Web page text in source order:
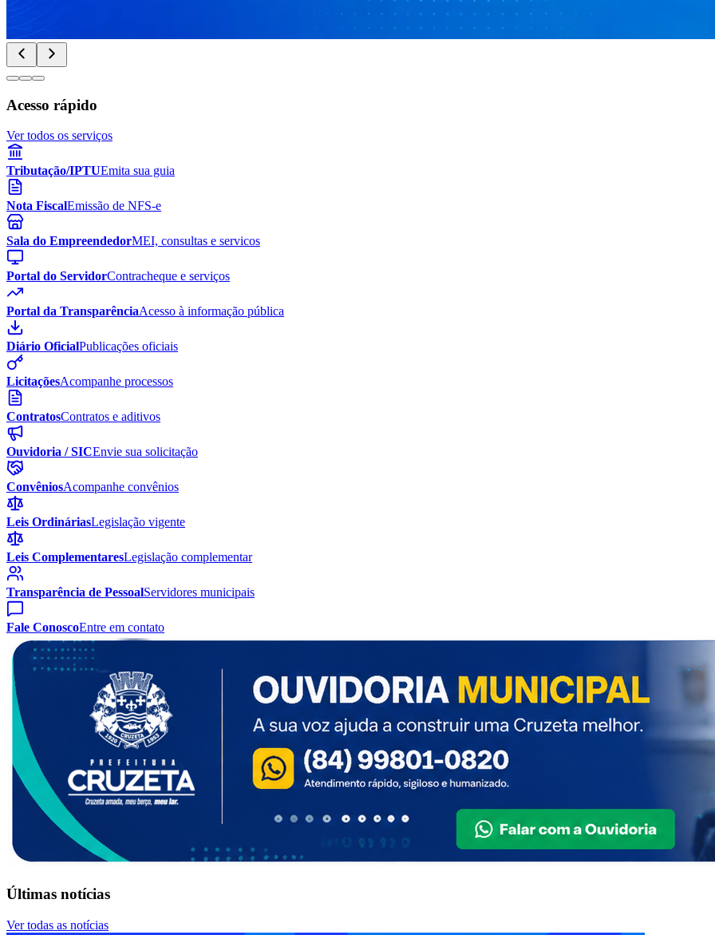
Acesso rápido
Ver todos os serviços
Tributação/IPTUEmita sua guia
Nota FiscalEmissão de NFS-e
Sala do EmpreendedorMEI, consultas e servicos
Portal do ServidorContracheque e serviços
Portal da TransparênciaAcesso à informação pública
Diário OficialPublicações oficiais
LicitaçõesAcompanhe processos
ContratosContratos e aditivos
Ouvidoria / SICEnvie sua solicitação
ConvêniosAcompanhe convênios
Leis OrdináriasLegislação vigente
Leis ComplementaresLegislação complementar
Transparência de PessoalServidores municipais
Fale ConoscoEntre em contato
Últimas notícias
Ver todas as notícias